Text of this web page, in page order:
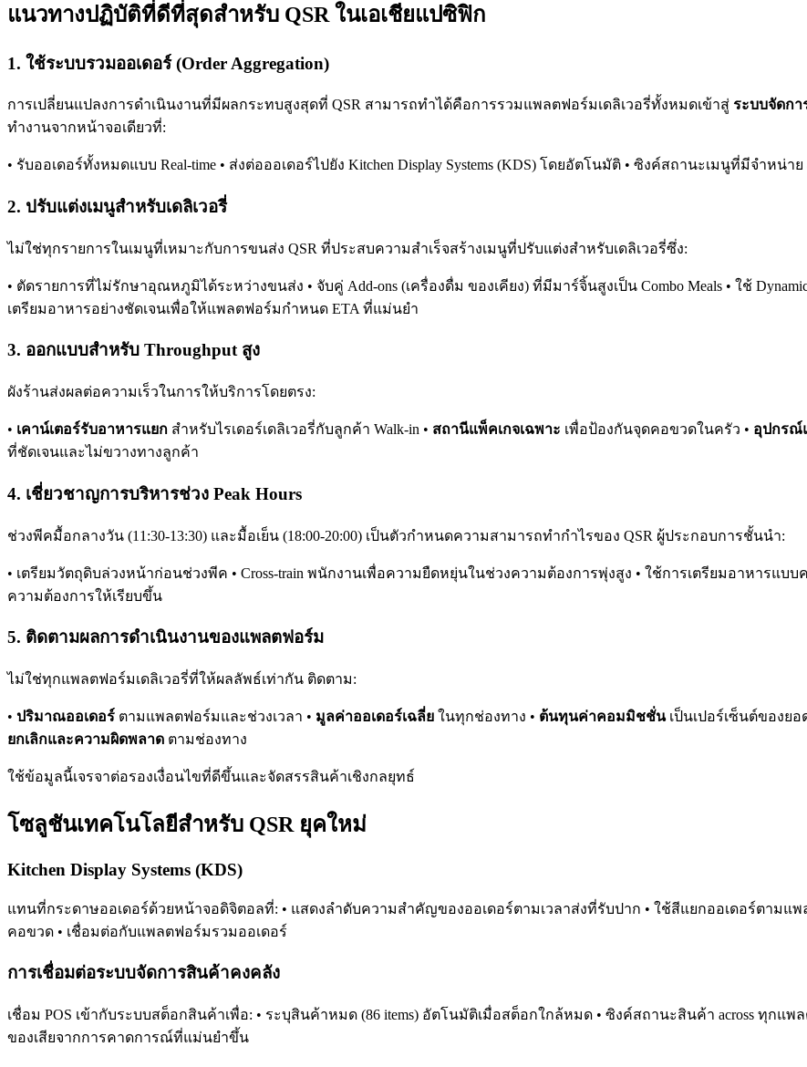
แนวทางปฏิบัติที่ดีที่สุดสำหรับ QSR ในเอเชียแปซิฟิก
1. ใช้ระบบรวมออเดอร์ (Order Aggregation)
การเปลี่ยนแปลงการดำเนินงานที่มีผลกระทบสูงสุดที่ QSR สามารถทำได้คือการรวมแพลตฟอร์มเดลิเวอรี่ทั้งหมดเข้าสู่ ระบบจัดกา
ทำงานจากหน้าจอเดียวที่:
• รับออเดอร์ทั้งหมดแบบ Real-time • ส่งต่อออเดอร์ไปยัง Kitchen Display Systems (KDS) โดยอัตโนมัติ • ซิงค์สถานะเมนูที่มีจำหน่
2. ปรับแต่งเมนูสำหรับเดลิเวอรี่
ไม่ใช่ทุกรายการในเมนูที่เหมาะกับการขนส่ง QSR ที่ประสบความสำเร็จสร้างเมนูที่ปรับแต่งสำหรับเดลิเวอรี่ซึ่ง:
• ตัดรายการที่ไม่รักษาอุณหภูมิได้ระหว่างขนส่ง • จับคู่ Add-ons (เครื่องดื่ม ของเคียง) ที่มีมาร์จิ้นสูงเป็น Combo Meals • ใช้
เตรียมอาหารอย่างชัดเจนเพื่อให้แพลตฟอร์มกำหนด ETA ที่แม่นยำ
3. ออกแบบสำหรับ Throughput สูง
ผังร้านส่งผลต่อความเร็วในการให้บริการโดยตรง:
• เคาน์เตอร์รับอาหารแยก สำหรับไรเดอร์เดลิเวอรี่กับลูกค้า Walk-in • สถานีแพ็คเกจเฉพาะ เพื่อป้องกันจุดคอขวดในครัว • อุปกรณ์
ที่ชัดเจนและไม่ขวางทางลูกค้า
4. เชี่ยวชาญการบริหารช่วง Peak Hours
ช่วงพีคมื้อกลางวัน (11:30-13:30) และมื้อเย็น (18:00-20:00) เป็นตัวกำหนดความสามารถทำกำไรของ QSR ผู้ประกอบการชั้นนำ:
• เตรียมวัตถุดิบล่วงหน้าก่อนช่วงพีค • Cross-train พนักงานเพื่อความยืดหยุ่นในช่วงความต้องการพุ่งสูง • ใช้การเตรียมอาหารแบบค
ความต้องการให้เรียบขึ้น
5. ติดตามผลการดำเนินงานของแพลตฟอร์ม
ไม่ใช่ทุกแพลตฟอร์มเดลิเวอรี่ที่ให้ผลลัพธ์เท่ากัน ติดตาม:
• ปริมาณออเดอร์ ตามแพลตฟอร์มและช่วงเวลา • มูลค่าออเดอร์เฉลี่ย ในทุกช่องทาง • ต้นทุนค่าคอมมิชชั่นเป็นเปอร์เซ็นต์ของยอ
ยกเลิกและความผิดพลาด ตามช่องทาง
ใช้ข้อมูลนี้เจรจาต่อรองเงื่อนไขที่ดีขึ้นและจัดสรรสินค้าเชิงกลยุทธ์
โซลูชันเทคโนโลยีสำหรับ QSR ยุคใหม่
Kitchen Display Systems (KDS)
แทนที่กระดาษออเดอร์ด้วยหน้าจอดิจิตอลที่: • แสดงลำดับความสำคัญของออเดอร์ตามเวลาส่งที่รับปาก • ใช้สีแยกออเดอร์ตามแ
คอขวด • เชื่อมต่อกับแพลตฟอร์มรวมออเดอร์
การเชื่อมต่อระบบจัดการสินค้าคงคลัง
เชื่อม POS เข้ากับระบบสต็อกสินค้าเพื่อ: • ระบุสินค้าหมด (86 items) อัตโนมัติเมื่อสต็อกใกล้หมด • ซิงค์สถานะสินค้า across ทุกแพ
ของเสียจากการคาดการณ์ที่แม่นยำขึ้น